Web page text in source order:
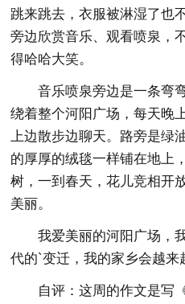
跳来跳去，衣服被淋湿了也
旁边欣赏音乐、观看喷泉，
得哈哈大笑。
音乐喷泉旁边是一条弯
绕着整个河阳广场，每天晚
上边散步边聊天。路旁是绿
的厚厚的绒毯一样铺在地上
树，一到春天，花儿竞相开
美丽。
我爱美丽的河阳广场，
代的`变迁，我的家乡会越来
自评 ：这周的作文是写